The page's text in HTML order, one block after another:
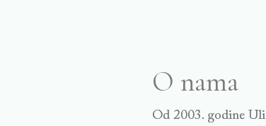
O nama
Od 2003. godine